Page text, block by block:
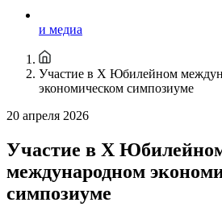
и медиа
Участие в X Юбилейном
экономическом симпозиуме
20 апреля 2026
Участие в X
международном
симпозиуме